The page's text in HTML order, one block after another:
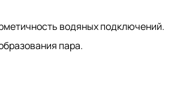
водяных подключений.
пара.